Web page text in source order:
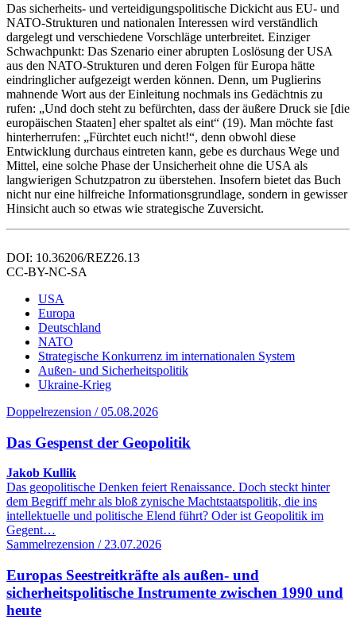
Das sicherheits- und verteidigungspolitische Dickicht aus EU- und
NATO-Strukturen und nationalen Interessen wird verständlich
dargelegt und verschiedene Vorschläge unterbreitet. Einziger
Schwachpunkt: Das Szenario einer abrupten Loslösung der USA
aus den NATO-Strukturen und deren Folgen für Europa hätte
eindringlicher aufgezeigt werden können. Denn, um Puglierins
mahnende Wort aus der Einleitung nochmals ins Gedächtnis zu
rufen: „Und doch steht zu befürchten, dass der äußere Druck sie [die
europäischen Staaten] eher spaltet als eint“ (19). Man möchte fast
hinterherrufen: „Fürchtet euch nicht!“, denn obwohl diese
Entwicklung durchaus eintreten kann, gebe es durchaus Wege und
Mittel, eine solche Phase der Unsicherheit ohne die USA als
langwierigen Schutzpatron zu überstehen. Insofern bietet das Buch
nicht nur eine hilfreiche Informationsgrundlage, sondern in gewisser
Hinsicht auch so etwas wie strategische Zuversicht.
DOI: 10.36206/REZ26.13
CC-BY-NC-SA
USA
Europa
Deutschland
NATO
Strategische Konkurrenz im internationalen System
Außen- und Sicherheitspolitik
Ukraine-Krieg
Doppelrezension / 05.08.2026
Das Gespenst der Geopolitik
Jakob Kullik
Das geopolitische Denken feiert Renaissance. Doch steckt hinter
dem Begriff mehr als bloß zynische Machtstaatspolitik, die ins
intellektuelle und politische Elend führt? Oder ist Geopolitik im
Gegent…
Sammelrezension / 23.07.2026
Europas Seestreitkräfte als außen- und
sicherheitspolitische Instrumente zwischen 1990 und
heute